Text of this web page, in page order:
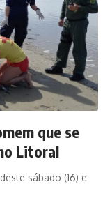
que se
Litoral
sábado (16) e